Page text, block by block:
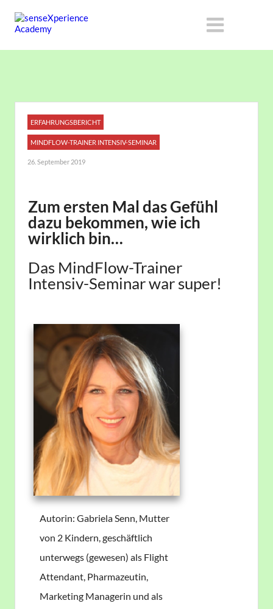
ERFAHRUNGSBERICHT
MINDFLOW-TRAINER INTENSIV-SEMINAR
26. September 2019
Zum ersten Mal das Gefühl
dazu bekommen, wie ich
wirklich bin…
Das MindFlow-Trainer
Intensiv-Seminar war super!
Autorin: Gabriela Senn, Mutter
von 2 Kindern, geschäftlich
unterwegs (gewesen) als Flight
Attendant, Pharmazeutin,
Marketing Managerin und als